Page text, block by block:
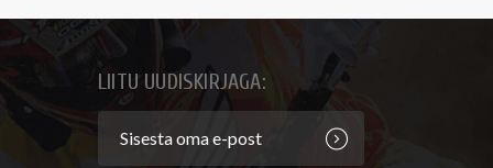
LIITU UUDISKIRJAGA: